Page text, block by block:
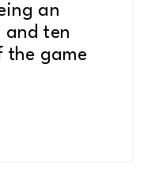
an
and ten
the game